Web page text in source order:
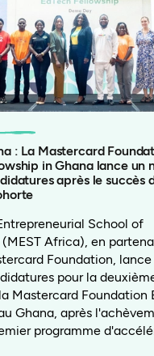
: La Mastercard
in Ghana lance un
après le succès
School of
Africa), en
Foundation, lance
pour la
Mastercard Foundation
Ghana, après
programme